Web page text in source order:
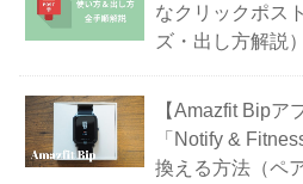
なクリックポス
ズ・出し方解説）
【Amazfit Bipア
「Notify &
換える方法（ペ